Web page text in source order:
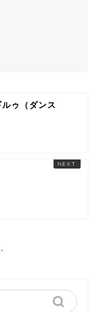
ゥ（ダンス